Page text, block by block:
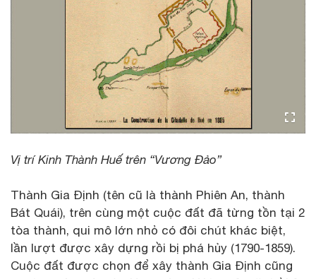
Vị trí Kinh Thành Huế trên “Vương Đảo”
Thành Gia Định (tên cũ là thành Phiên An, thành
Bát Quái), trên cùng một cuộc đất đã từng tồn tại 2
tòa thành, qui mô lớn nhỏ có đôi chút khác biệt,
lần lượt được xây dựng rồi bị phá hủy (1790-1859).
Cuộc đất được chọn để xây thành Gia Định cũng